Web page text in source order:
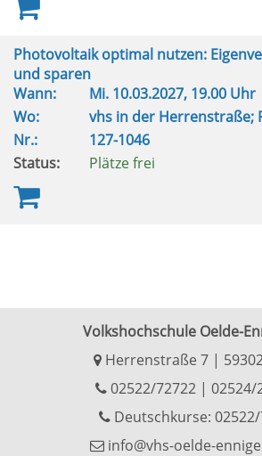
Photovoltaik optimal nutzen:
und sparen
Wann:
Mi. 10.03.2027, 19.00 Uhr
Wo:
vhs in der Herrenstraße;
Nr.:
127-1046
Status:
Plätze frei
Volkshochschule Oelde-
Herrenstraße 7 |
02522/72722| 02524/
Deutschkurse:
info@vhs-oelde-